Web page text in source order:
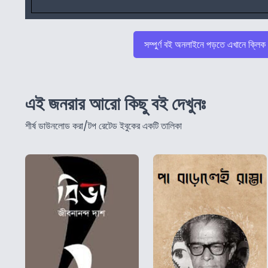
সম্পুর্ণ বই অনলাইনে পড়তে এখানে
এই জনরার আরো কিছু বই দেখুনঃ
শীর্ষ ডাউনলোড করা/টপ রেটেড ইবুকের একটি তালিকা